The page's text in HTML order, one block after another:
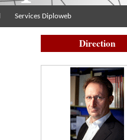
Services Diploweb
Direction